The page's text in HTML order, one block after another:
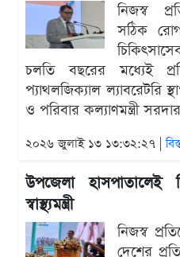
নিজস্ব
সঠিক
চলতি বছরের মধ্যেই
প্যাথলজিক্যাল ল্যাবরেটরি
ও পরিবার কল্যাণমন্ত্রী
২০২৬ জুলাই ১৩ ১৩:৩২:২৭ |
উপজেলা হাসপাতালেই
স্বাস্থ্যমন্ত্রী
নিজস্ব
দেশের